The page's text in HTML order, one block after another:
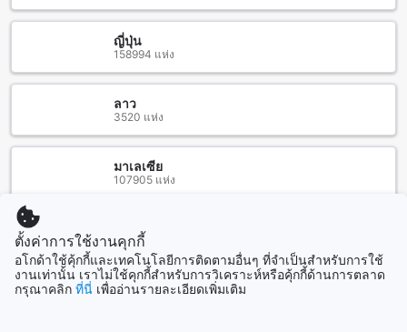
สถานที่ท่องเที่ยวและสถานที่สำคัญรอบ สุวรรณภูมิ โอเรียนตัล รี
สุวรรณภูมิ โอเรียนตัล รีสอร์ต ตั้งอยู่ใกล้กับหลายสถานที่ท่องเที่ยว
และสถานที่สำคัญ ที่นี่คุณสามารถเดินทางไปสยามอะเมซิ่งพาร์ค
ที่เป็นสวนสาธารณะที่ใหญ่ที่สุดในกรุงเทพฯ ซึ่งมีพื้นที่กว่า 500 ไร่
และมีสิ่งอำนวยความสะดวกต่างๆ เช่น สนามกอล์ฟ สวนสัตว์
และสวนน้ำ นอกจากนี้ยังมีวัดบางโฉลงใน วัดบำเพ็ญเหนือ และ
วัดอู่ตะเภาที่เป็นสถานที่สำคัญในการท่องเที่ยวและศึกษาศาสนา
นอกจากนี้ยังมีโรงพยาบาลสิรินธรและสำนักงานเขตลาดกระบัง
สุขภาพและความปลอดภัยของตัวคุณเอง
สถานีรถไฟและรถไฟฟ้าใกล้เคียงสุวรรณภูมิ โอเรียนตัล รีสอร์ต
สุวรรณภูมิ โอเรียนตัล รีสอร์ต เป็นโรงแรมที่ตั้งอยู่ใกล้กับสถานี
ญี่ปุ่น
158994 แห่ง
ลาว
3520 แห่ง
สิงคโปร์
1505 แห่ง
ตั้งค่าการใช้งานคุกกี้
อโกด้าใช้คุ้กกี้และเทคโนโลยีการติดตามอื่นๆ ที่จำเป็นสำหรับการใช้
งานเท่านั้น เราไม่ใช้คุกกี้สำหรับการวิเคราะห์หรือคุ้กกี้ด้านการตลาด
กรุณาคลิก ที่นี่ เพื่ออ่านรายละเอียดเพิ่มเติม